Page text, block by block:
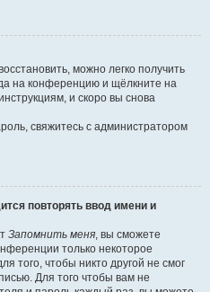
можно легко получить
на конференцию и щёлкните на
и скоро вы снова
свяжитесь с администратором
повторять ввод имени и
Запомнить меня , вы сможете
только некоторое
того, чтобы никто другой не смог
Для того чтобы вам не